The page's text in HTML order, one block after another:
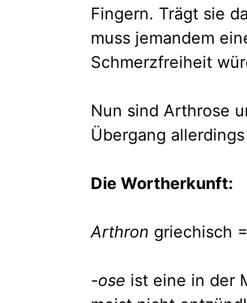
Fingern. Trägt sie
muss jemandem
Schmerzfreiheit
Nun sind Arthrose
Übergang
Die Wortherkunft:
Arthron griechisch
-ose ist eine in der